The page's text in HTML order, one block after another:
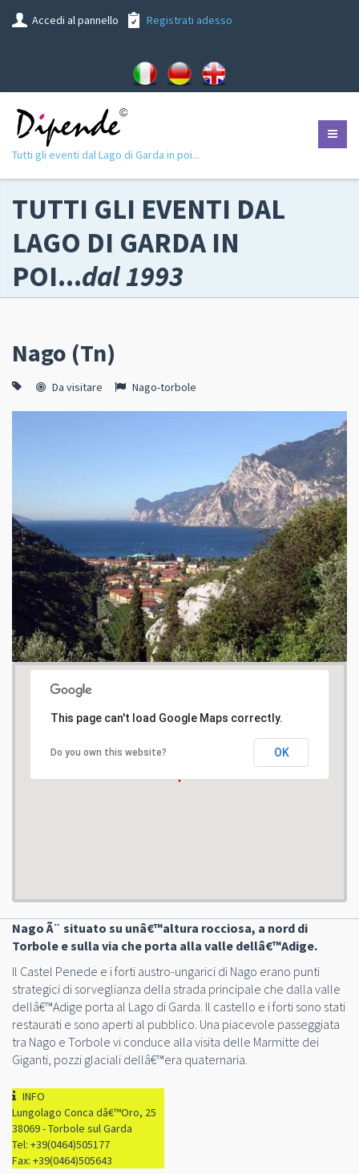
Accedi al pannello Registrati adesso
Tutti gli eventi dal Lago di Garda in poi...
TUTTI GLI EVENTI DAL
LAGO DI GARDA IN
POI...dal 1993
Nago (Tn)
Da visitare Nago-torbole
This page can't load Google Maps correctly.
Do you own this website? OK
Nago Ã¨ situato su unâ€™altura rocciosa, a nord di
Torbole e sulla via che porta alla valle dellâ€™Adige.
Il Castel Penede e i forti austro-ungarici di Nago erano punti
strategici di sorveglianza della strada principale che dalla valle
dellâ€™Adige porta al Lago di Garda. Il castello e i forti sono stati
restaurati e sono aperti al pubblico. Una piacevole passeggiata
tra Nago e Torbole vi conduce alla visita delle Marmitte dei
Giganti, pozzi glaciali dellâ€™era quaternaria.
INFO
Lungolago Conca dâ€™Oro, 25
38069 - Torbole sul Garda
Tel: +39(0464)505177
Fax: +39(0464)505643